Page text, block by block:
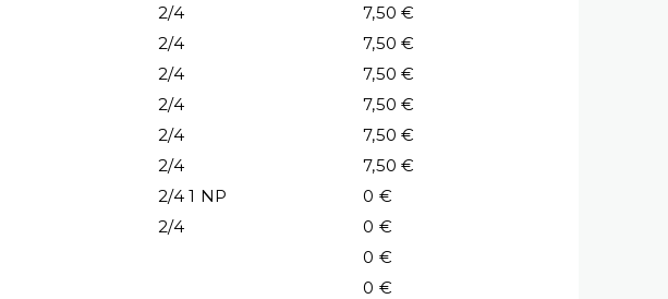
2/4
7,50 €
2/4
7,50 €
2/4
7,50 €
2/4
7,50 €
2/4
7,50 €
2/4
7,50 €
2/4 1 NP
0 €
2/4
0 €
0 €
0 €